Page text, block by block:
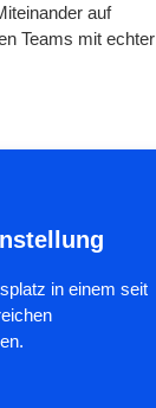
auf
Teams mit echter
in einem seit